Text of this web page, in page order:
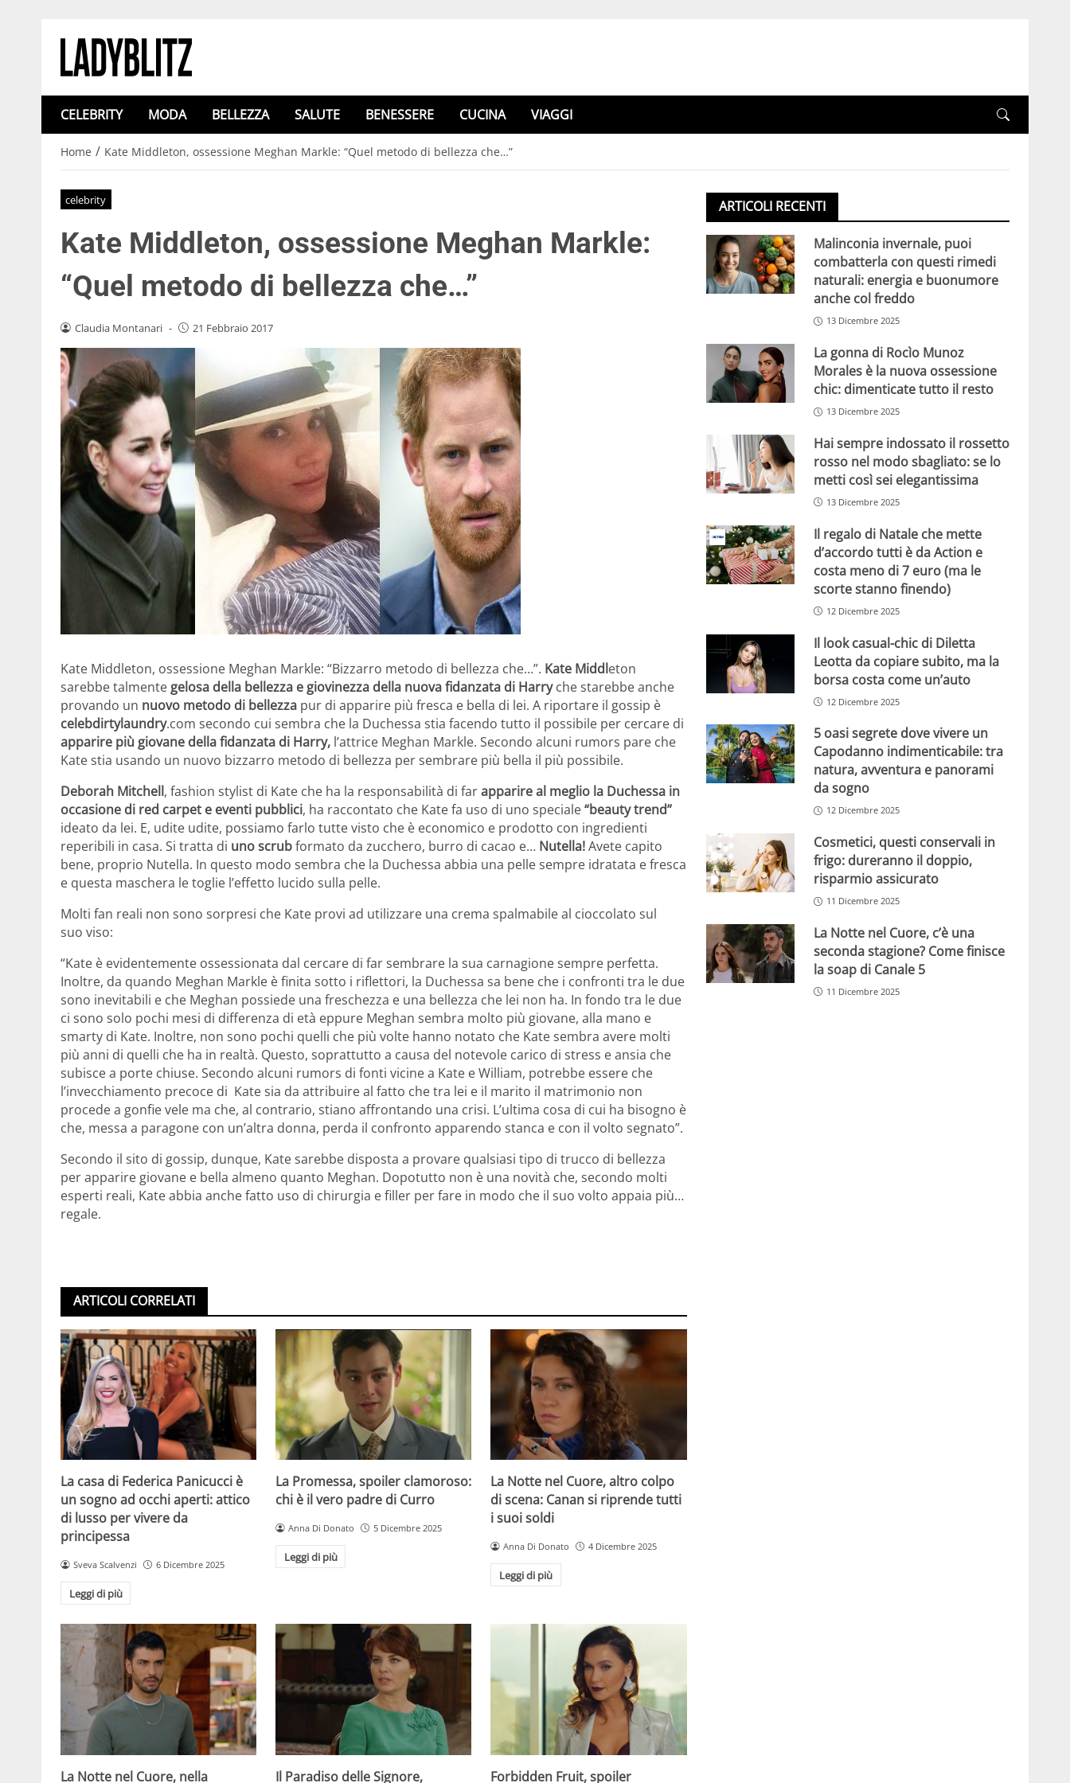
CELEBRITY MODA BELLEZZA SALUTE BENESSERE CUCINA VIAGGI
Home / Kate Middleton, ossessione Meghan Markle: “Quel metodo di bellezza che…”
celebrity
Kate Middleton, ossessione Meghan Markle:
“Quel metodo di bellezza che…”
Claudia Montanari - 21 Febbraio 2017
Kate Middleton, ossessione Meghan Markle: “Bizzarro metodo di bellezza che…”. Kate Middleton
sarebbe talmente gelosa della bellezza e giovinezza della nuova fidanzata di Harryche starebbe anche
provando un nuovo metodo di bellezza pur di apparire più fresca e bella di lei. A riportare il gossip è
celebdirtylaundry.com secondo cui sembra che la Duchessa stia facendo tutto il possibile per cercare di
apparire più giovane della fidanzata di Harry, l’attrice Meghan Markle. Secondo alcuni rumors pare che
Kate stia usando un nuovo bizzarro metodo di bellezza per sembrare più bella il più possibile.
Deborah Mitchell, fashion stylist di Kate che ha la responsabilità di farapparire al meglio la Duchessa in
occasione di red carpet e eventi pubblici, ha raccontato che Kate fa uso di uno speciale“beauty trend”
ideato da lei. E, udite udite, possiamo farlo tutte visto che è economico e prodotto con ingredienti
reperibili in casa. Si tratta di uno scrubformato da zucchero, burro di cacao e… Nutella!Avete capito
bene, proprio Nutella. In questo modo sembra che la Duchessa abbia una pelle sempre idratata e fresca
e questa maschera le toglie l’effetto lucido sulla pelle.
Molti fan reali non sono sorpresi che Kate provi ad utilizzare una crema spalmabile al cioccolato sul
suo viso:
“Kate è evidentemente ossessionata dal cercare di far sembrare la sua carnagione sempre perfetta.
Inoltre, da quando Meghan Markle è finita sotto i riflettori, la Duchessa sa bene che i confronti tra le due
sono inevitabili e che Meghan possiede una freschezza e una bellezza che lei non ha. In fondo tra le due
ci sono solo pochi mesi di differenza di età eppure Meghan sembra molto più giovane, alla mano e
smarty di Kate. Inoltre, non sono pochi quelli che più volte hanno notato che Kate sembra avere molti
più anni di quelli che ha in realtà. Questo, soprattutto a causa del notevole carico di stress e ansia che
subisce a porte chiuse. Secondo alcuni rumors di fonti vicine a Kate e William, potrebbe essere che
l’invecchiamento precoce di Kate sia da attribuire al fatto che tra lei e il marito il matrimonio non
procede a gonfie vele ma che, al contrario, stiano affrontando una crisi. L’ultima cosa di cui ha bisogno è
che, messa a paragone con un’altra donna, perda il confronto apparendo stanca e con il volto segnato”.
Secondo il sito di gossip, dunque, Kate sarebbe disposta a provare qualsiasi tipo di trucco di bellezza
per apparire giovane e bella almeno quanto Meghan. Dopotutto non è una novità che, secondo molti
esperti reali, Kate abbia anche fatto uso di chirurgia e filler per fare in modo che il suo volto appaia più…
regale.
ARTICOLI CORRELATI
La casa di Federica Panicucci è
un sogno ad occhi aperti: attico
di lusso per vivere da
principessa
Sveva Scalvenzi 6 Dicembre 2025
Leggi di più
La Promessa, spoiler clamoroso:
chi è il vero padre di Curro
Anna Di Donato 5 Dicembre 2025
Leggi di più
La Notte nel Cuore, altro colpo
di scena: Canan si riprende tutti
i suoi soldi
Anna Di Donato 4 Dicembre 2025
Leggi di più
La Notte nel Cuore, nella Il Paradiso delle Signore, Forbidden Fruit, spoiler
ARTICOLI RECENTI
Malinconia invernale, puoi
combatterla con questi rimedi
naturali: energia e buonumore
anche col freddo
13 Dicembre 2025
La gonna di Rocìo Munoz
Morales è la nuova ossessione
chic: dimenticate tutto il resto
13 Dicembre 2025
Hai sempre indossato il rossetto
rosso nel modo sbagliato: se lo
metti così sei elegantissima
13 Dicembre 2025
Il regalo di Natale che mette
d’accordo tutti è da Action e
costa meno di 7 euro (ma le
scorte stanno finendo)
12 Dicembre 2025
Il look casual-chic di Diletta
Leotta da copiare subito, ma la
borsa costa come un’auto
12 Dicembre 2025
5 oasi segrete dove vivere un
Capodanno indimenticabile: tra
natura, avventura e panorami
da sogno
12 Dicembre 2025
Cosmetici, questi conservali in
frigo: dureranno il doppio,
risparmio assicurato
11 Dicembre 2025
La Notte nel Cuore, c’è una
seconda stagione? Come finisce
la soap di Canale 5
11 Dicembre 2025